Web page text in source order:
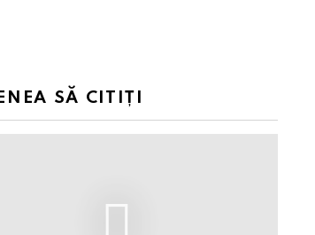
SĂ CITIȚI